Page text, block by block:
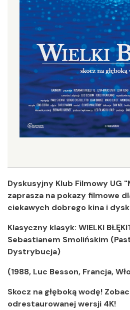
Dyskusyjny Klub Filmowy UG
zaprasza na pokazy filmowe
ciekawych dobrego kina i
Klasyczny klasyk: WIELKI
Sebastianem Smolińskim
Dystrybucja)
(1988, Luc Besson, Francja,
Skocz na głęboką wodę!
odrestaurowanej wersji 4K!